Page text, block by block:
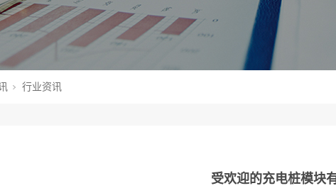
行业资讯
受欢迎的充电桩模块